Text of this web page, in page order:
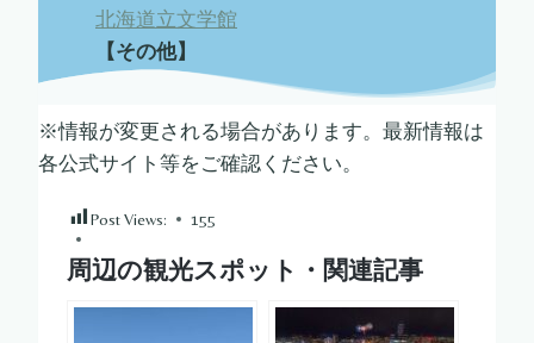
北海道立文学館
【その他】
※情報が変更される場合があります。最新情報は
各公式サイト等をご確認ください。
Post Views: 155
周辺の観光スポット・関連記事